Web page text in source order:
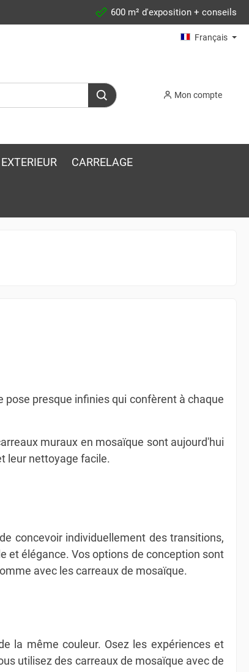
600 m² d'exposition + conseils
Français
Mon compte
CARRELAGE
presque infinies qui confèrent à chaque
muraux en mosaïque sont aujourd'hui
leur nettoyage facile.
concevoir individuellement des transitions,
et élégance. Vos options de conception sont
avec les carreaux de mosaïque.
la même couleur. Osez les expériences et
utilisez des carreaux de mosaïque avec de